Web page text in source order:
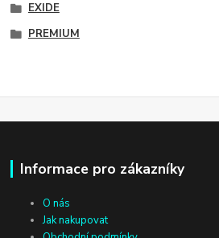
EXIDE
PREMIUM
Informace pro zákazníky
O nás
Jak nakupovat